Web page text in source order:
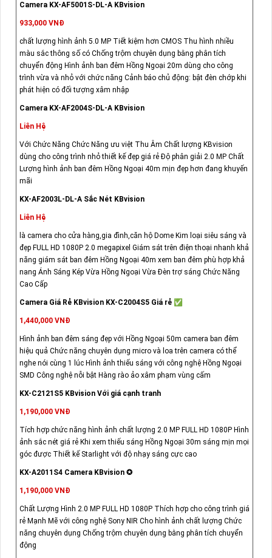
Camera KX-AF5001S-DL-A KBvision
933,000 VNĐ
chất lượng hình ảnh 5.0 MP Tiết kiệm hơn CMOS Thu hình nhiều
màu sắc thông số có Chống trộm chuyên dụng bằng phân tích
chuyển động Hình ảnh ban đêm Hồng Ngoại 20m dùng cho công
trình vừa và nhỏ với chức năng Cảnh báo chủ động: bật đèn chớp khi
phát hiện có đối tượng xâm nhập
Camera KX-AF2004S-DL-A KBvision
Liên Hệ
Với Chức Năng Chức Năng ưu việt Thu Âm Chất lượng KBvision
dùng cho công trình nhỏ thiết kế đẹp giá rẻ Độ phân giải 2.0 MP Chất
Lượng hình ảnh ban đêm Hồng Ngoại 40m mịn đẹp hơn đang khuyến
mãi
KX-AF2003L-DL-A Sắc Nét KBvision
Liên Hệ
là camera cho cửa hàng,gia đình,căn hộ Dome Kim loại siêu sáng và
đẹp FULL HD 1080P 2.0 megapixel Giám sát trên điện thoại nhanh khả
năng giám sát ban đêm Hồng Ngoại 40m xem ban đêm phù hợp khả
nang Ánh Sáng Kép Vừa Hồng Ngoại Vừa Đèn trợ sáng Chức Năng
Cao Cấp
Camera Giá Rẻ KBvision KX-C2004S5 Giá rẻ ✅
1,440,000 VNĐ
Hình ảnh ban đêm sáng đẹp với Hồng Ngoại 50m camera ban đêm
hiệu quả Chức năng chuyên dụng micro và loa trên camera có thể
nghe nói cùng 1 lúc Hình ảnh thiếu sáng với công nghệ Hồng Ngoại
SMD Công nghệ nỗi bật Hàng rào ảo xâm phạm vùng cấm
KX-C2121S5 KBvision Với giá cạnh tranh
1,190,000 VNĐ
Tích hợp chức năng hình ảnh chất lượng 2.0 MP FULL HD 1080P Hình
ảnh sắc nét giá rẻ Khi xem thiếu sáng Hồng Ngoại 30m sáng mịn mọi
góc được Thiết kế Starlight với độ nhạy sáng cực cao
KX-A2011S4 Camera KBvision ✪
1,190,000 VNĐ
Chất Lượng Hình 2.0 MP FULL HD 1080P Thích hợp cho công trình giá
rẻ Mạnh Mẽ với công nghệ Sony NIR Cho hình ảnh chất lượng Chức
năng chuyên dụng Chống trộm chuyên dụng bằng phân tích chuyển
động